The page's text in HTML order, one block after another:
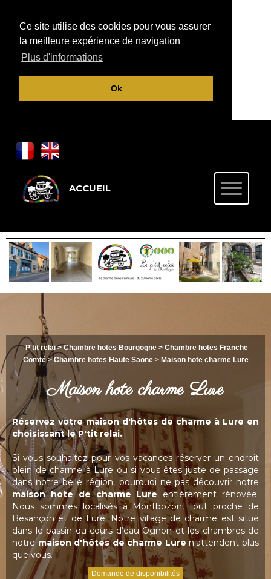
Ce site utilise des cookies pour vous assurer
la meilleure expérience de navigation
Plus d'informations
Ok
ACCUEIL
P'tit relai>Chambre hotes Bourgogne > Chambre hotes Franche
Comté>Chambre hotes Haute Saone> Maison hote charme Lure
Maison hote charme Lure
Réservez votre maison d'hôtes de charme à Lure en
choisissant leP'tit relai.
Si vous souhaitez pour vos vacances réserver un endroit
plein de charme à Lure ou si vous êtes juste de passage
dans notre belle région, pourquoi ne pas découvrir notre
maison hote de charme Lure entièrement rénovée.
Nous sommes localisés à Montbozon, tout proche de
Besançon et de Lure. Notre village de charme est situé
dans le bassin du cours d’eau Ognon et les chambres de
notremaison d'hôtes de charme Lure n'attendent plus
que vous.
Demande de disponibilités